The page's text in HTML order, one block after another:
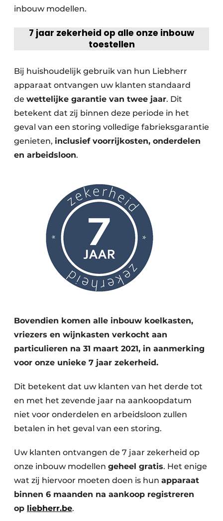
inbouw modellen.
7 jaar zekerheid op alle onze inbouw
toestellen
Bij huishoudelijk gebruik van hun Liebherr
apparaat ontvangen uw klanten standaard
de wettelijke garantie van twee jaar. Dit
betekent dat zij binnen deze periode in het
geval van een storing volledige fabrieksgarantie
genieten, inclusief voorrijkosten, onderdelen
en arbeidsloon.
Bovendien komen alle inbouw koelkasten,
vriezers en wijnkasten verkocht aan
particulieren na 31 maart 2021, in aanmerking
voor onze unieke 7 jaar zekerheid.
Dit betekent dat uw klanten van het derde tot
en met het zevende jaar na aankoopdatum
niet voor onderdelen en arbeidsloon zullen
betalen in het geval van een storing.
Uw klanten ontvangen de 7 jaar zekerheid op
onze inbouw modellen geheel gratis. Het enige
wat zij hiervoor moeten doen is hun apparaat
binnen 6 maanden na aankoop registreren
op liebherr.be.